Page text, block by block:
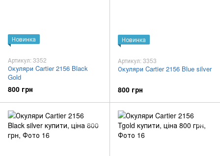
Новинка
Артикул: 3352
Окуляри Cartier 2156 Black
Gold
800 грн
Новинка
Артикул: 3353
Окуляри Cartier 2156 Blue silver
800 грн